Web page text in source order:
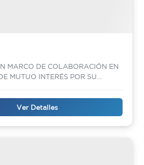
MARCO DE COLABORACIÓN EN
MUTUO INTERÉS POR SU
Ver Detalles